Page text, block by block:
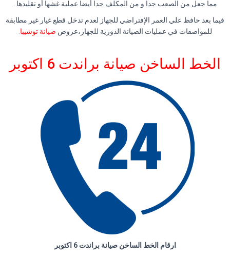
مما جعل من الصعب جدا و من المكلف جدا أيضا عملية غشها أو تقليدها .
فيما بعد حافظ علي العمر الإفتراضي للجهاز لعدم تدخل قطع غيار غير مطابقة
للمواصفات في عمليات الصيانة الدورية للجهاز،عروض صيانة توشيبا
الخط الساخن صيانة براندت 6 اكتوبر
ارقام الخط الساخن صيانة براندت 6 اكتوبر